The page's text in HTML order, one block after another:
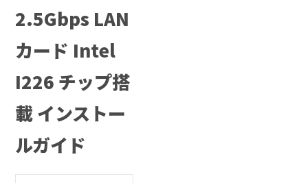
2.5Gbps LAN
カード Intel
I226 チップ搭
載 インストー
ルガイド